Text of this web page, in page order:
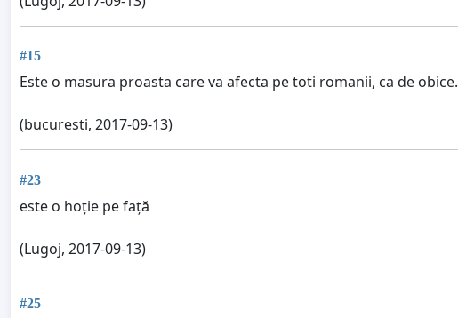
#15
Este o masura proasta care va afecta pe toti romanii, ca de obice.
(bucuresti, 2017-09-13)
#23
este o hoție pe față
(Lugoj, 2017-09-13)
#25